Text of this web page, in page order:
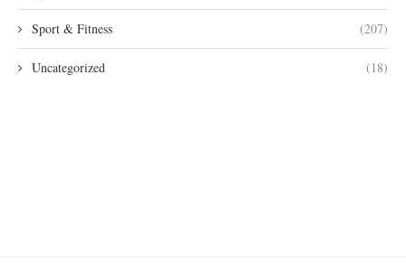
Sport & Fitness (207)
Uncategorized (18)